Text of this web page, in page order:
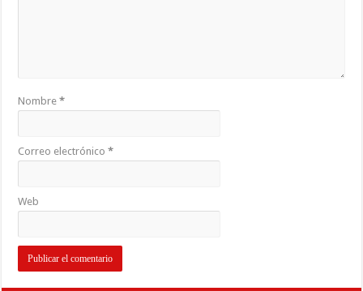
Nombre*
Correo electrónico*
Web